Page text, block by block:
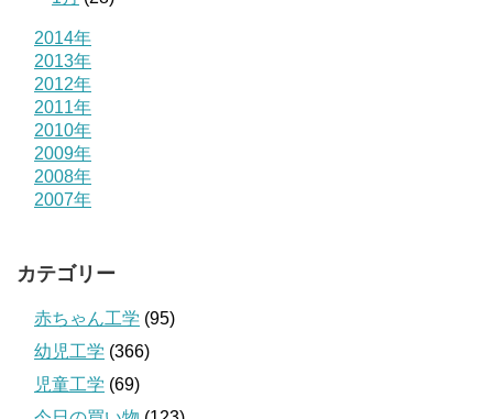
2014年
2013年
2012年
2011年
2010年
2009年
2008年
2007年
カテゴリー
赤ちゃん工学 (95)
幼児工学 (366)
児童工学 (69)